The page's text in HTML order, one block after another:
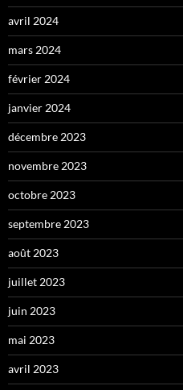
avril 2024
mars 2024
février 2024
janvier 2024
décembre 2023
novembre 2023
octobre 2023
septembre 2023
août 2023
juillet 2023
juin 2023
mai 2023
avril 2023